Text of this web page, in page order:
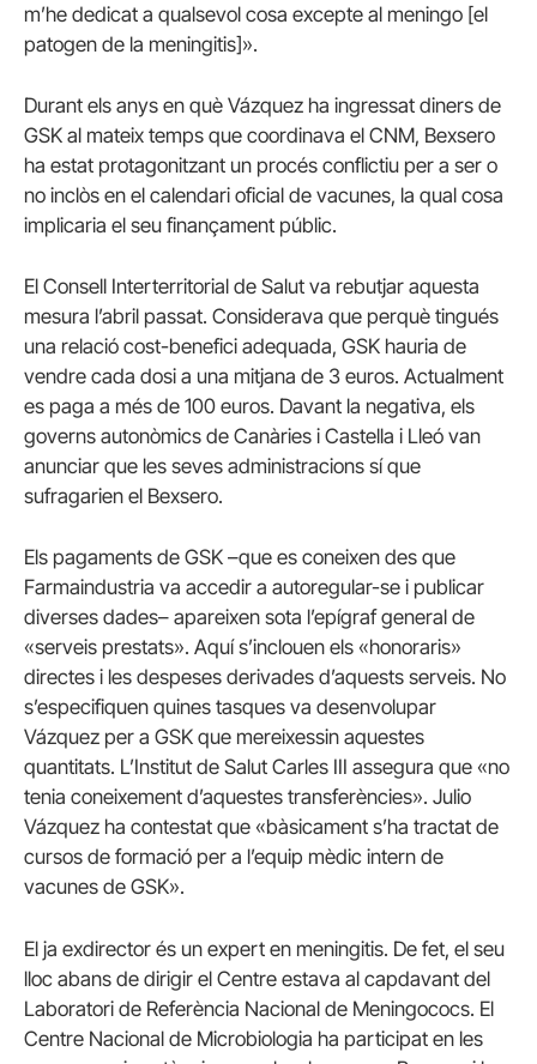
m’he dedicat a qualsevol cosa excepte al meningo [el
patogen de la meningitis]».
Durant els anys en què Vázquez ha ingressat diners de
GSK al mateix temps que coordinava el CNM, Bexsero
ha estat protagonitzant un procés conflictiu per a ser o
no inclòs en el calendari oficial de vacunes, la qual cosa
implicaria el seu finançament públic.
El Consell Interterritorial de Salut va rebutjar aquesta
mesura l’abril passat. Considerava que perquè tingués
una relació cost-benefici adequada, GSK hauria de
vendre cada dosi a una mitjana de 3 euros. Actualment
es paga a més de 100 euros. Davant la negativa, els
governs autonòmics de Canàries i Castella i Lleó van
anunciar que les seves administracions sí que
sufragarien el Bexsero.
Els pagaments de GSK –que es coneixen des que
Farmaindustria va accedir a autoregular-se i publicar
diverses dades– apareixen sota l’epígraf general de
«serveis prestats». Aquí s’inclouen els «honoraris»
directes i les despeses derivades d’aquests serveis. No
s’especifiquen quines tasques va desenvolupar
Vázquez per a GSK que mereixessin aquestes
quantitats. L’Institut de Salut Carles III assegura que «no
tenia coneixement d’aquestes transferències». Julio
Vázquez ha contestat que «bàsicament s’ha tractat de
cursos de formació per a l’equip mèdic intern de
vacunes de GSK».
El ja exdirector és un expert en meningitis. De fet, el seu
lloc abans de dirigir el Centre estava al capdavant del
Laboratori de Referència Nacional de Meningococs. El
Centre Nacional de Microbiologia ha participat en les